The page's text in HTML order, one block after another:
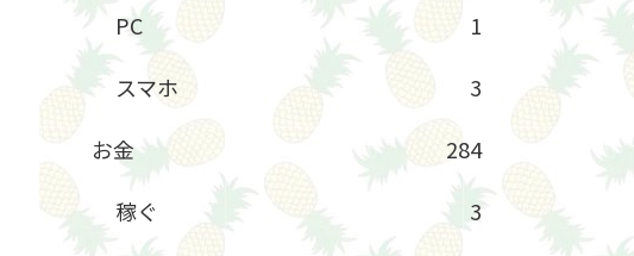
PC
1
スマホ
3
お金
284
稼ぐ
3